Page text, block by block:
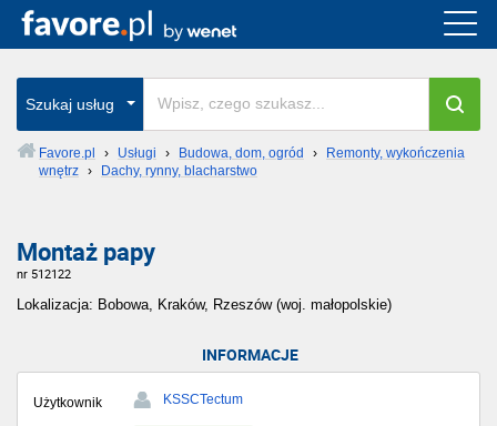
Szukaj usług
Favore.pl › Usługi › Budowa, dom, ogród ›
Remonty, wykończenia
wnętrz › Dachy, rynny, blacharstwo
Montaż papy
nr 512122
Lokalizacja: Bobowa, Kraków, Rzeszów (woj. małopolskie)
INFORMACJE
Użytkownik KSSCTectum